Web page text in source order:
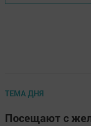
ТЕМА ДНЯ
Посещают с